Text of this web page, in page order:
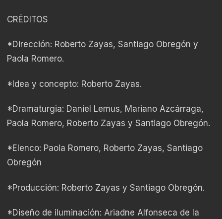
CRÉDITOS
*Dirección: Roberto Zayas, Santiago Obregón y
Paola Romero.
*Idea y concepto: Roberto Zayas.
*Dramaturgia: Daniel Lemus, Mariano Azcárraga,
Paola Romero, Roberto Zayas y Santiago Obregón.
*Elenco: Paola Romero, Roberto Zayas, Santiago
Obregón
*Producción: Roberto Zayas y Santiago Obregón.
*Diseño de iluminación: Ariadne Alfonseca de la